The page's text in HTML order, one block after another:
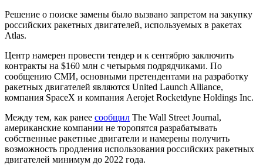
Решение о поиске замены было вызвано запретом на закупку
российских ракетных двигателей, используемых в ракетах
Atlas.
Центр намерен провести тендер и к сентябрю заключить
контракты на $160 млн с четырьмя подрядчиками. По
сообщению СМИ, основными претендентами на разработку
ракетных двигателей являются United Launch Alliance,
компания SpaceX и компания Aerojet Rocketdyne Holdings Inc.
Между тем, как ранее сообщил The Wall Street Journal,
американские компании не торопятся разрабатывать
собственные ракетные двигатели и намерены получить
возможность продления использования российских ракетных
двигателей минимум до 2022 года.